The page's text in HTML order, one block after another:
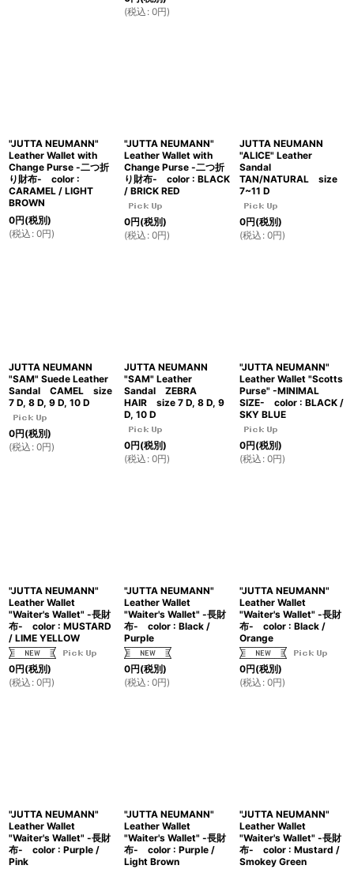
(税込 : 0円)
"JUTTA NEUMANN"
Leather Wallet with
Change Purse -二つ折
り財布- color :
CARAMEL / LIGHT
BROWN
0円(税別)
(税込 : 0円)
"JUTTA NEUMANN"
Leather Wallet with
Change Purse -二つ折
り財布- color : BLACK
/ BRICK RED
0円(税別)
(税込 : 0円)
JUTTA NEUMANN
"ALICE" Leather
Sandal
TAN/NATURAL size
7~11 D
0円(税別)
(税込 : 0円)
JUTTA NEUMANN
"SAM" Suede Leather
Sandal CAMEL size
7 D, 8 D, 9 D, 10 D
0円(税別)
(税込 : 0円)
JUTTA NEUMANN
"SAM" Leather
Sandal ZEBRA
HAIR size 7 D, 8 D, 9
D, 10 D
0円(税別)
(税込 : 0円)
"JUTTA NEUMANN"
Leather Wallet "Scotts
Purse" -MINIMAL
SIZE- color : BLACK /
SKY BLUE
0円(税別)
(税込 : 0円)
"JUTTA NEUMANN"
Leather Wallet
"Waiter's Wallet" -長財
布- color : MUSTARD
/ LIME YELLOW
0円(税別)
(税込 : 0円)
"JUTTA NEUMANN"
Leather Wallet
"Waiter's Wallet" -長財
布- color : Black /
Purple
0円(税別)
(税込 : 0円)
"JUTTA NEUMANN"
Leather Wallet
"Waiter's Wallet" -長財
布- color : Black /
Orange
0円(税別)
(税込 : 0円)
"JUTTA NEUMANN"
Leather Wallet
"Waiter's Wallet" -長財
布- color : Purple /
Pink
"JUTTA NEUMANN"
Leather Wallet
"Waiter's Wallet" -長財
布- color : Purple /
Light Brown
"JUTTA NEUMANN"
Leather Wallet
"Waiter's Wallet" -長財
布- color : Mustard /
Smokey Green